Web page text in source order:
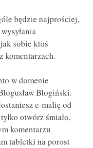
będzie najprościej,
sobie ktoś
komentarzach.
w domenie
Blogiński.
e-malię od
otwórz śmiało,
komentarzu
tabletki na porost